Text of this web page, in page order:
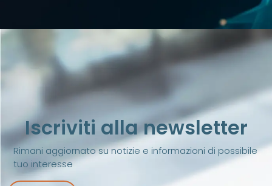
Iscriviti alla newsletter
Rimani aggiornato su notizie e informazioni di possibile
tuo interesse